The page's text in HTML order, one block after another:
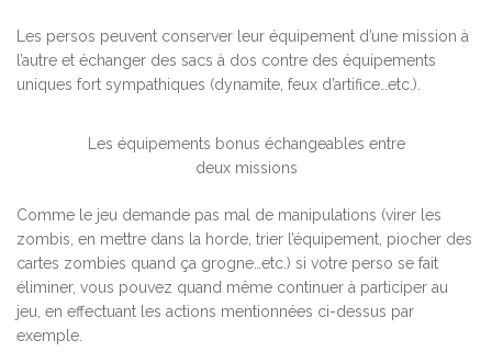
Les persos peuvent conserver leur équipement d’une mission à
l’autre et échanger des sacs à dos contre des équipements
uniques fort sympathiques (dynamite, feux d’artifice…etc.).
Les équipements bonus échangeables entre
deux missions
Comme le jeu demande pas mal de manipulations (virer les
zombis, en mettre dans la horde, trier l’équipement, piocher des
cartes zombies quand ça grogne…etc.) si votre perso se fait
éliminer, vous pouvez quand même continuer à participer au
jeu, en effectuant les actions mentionnées ci-dessus par
exemple.